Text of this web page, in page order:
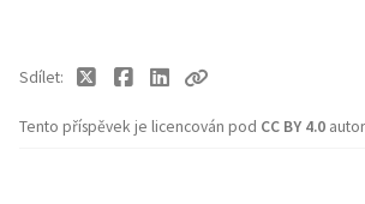
Tento příspěvek je licencován pod CC BY 4.0
Sdílet